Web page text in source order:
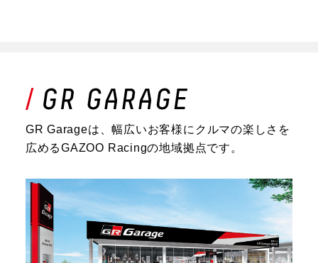
GR Garageは、幅広いお客様にクルマの楽しさを
広めるGAZOO Racingの地域拠点です。